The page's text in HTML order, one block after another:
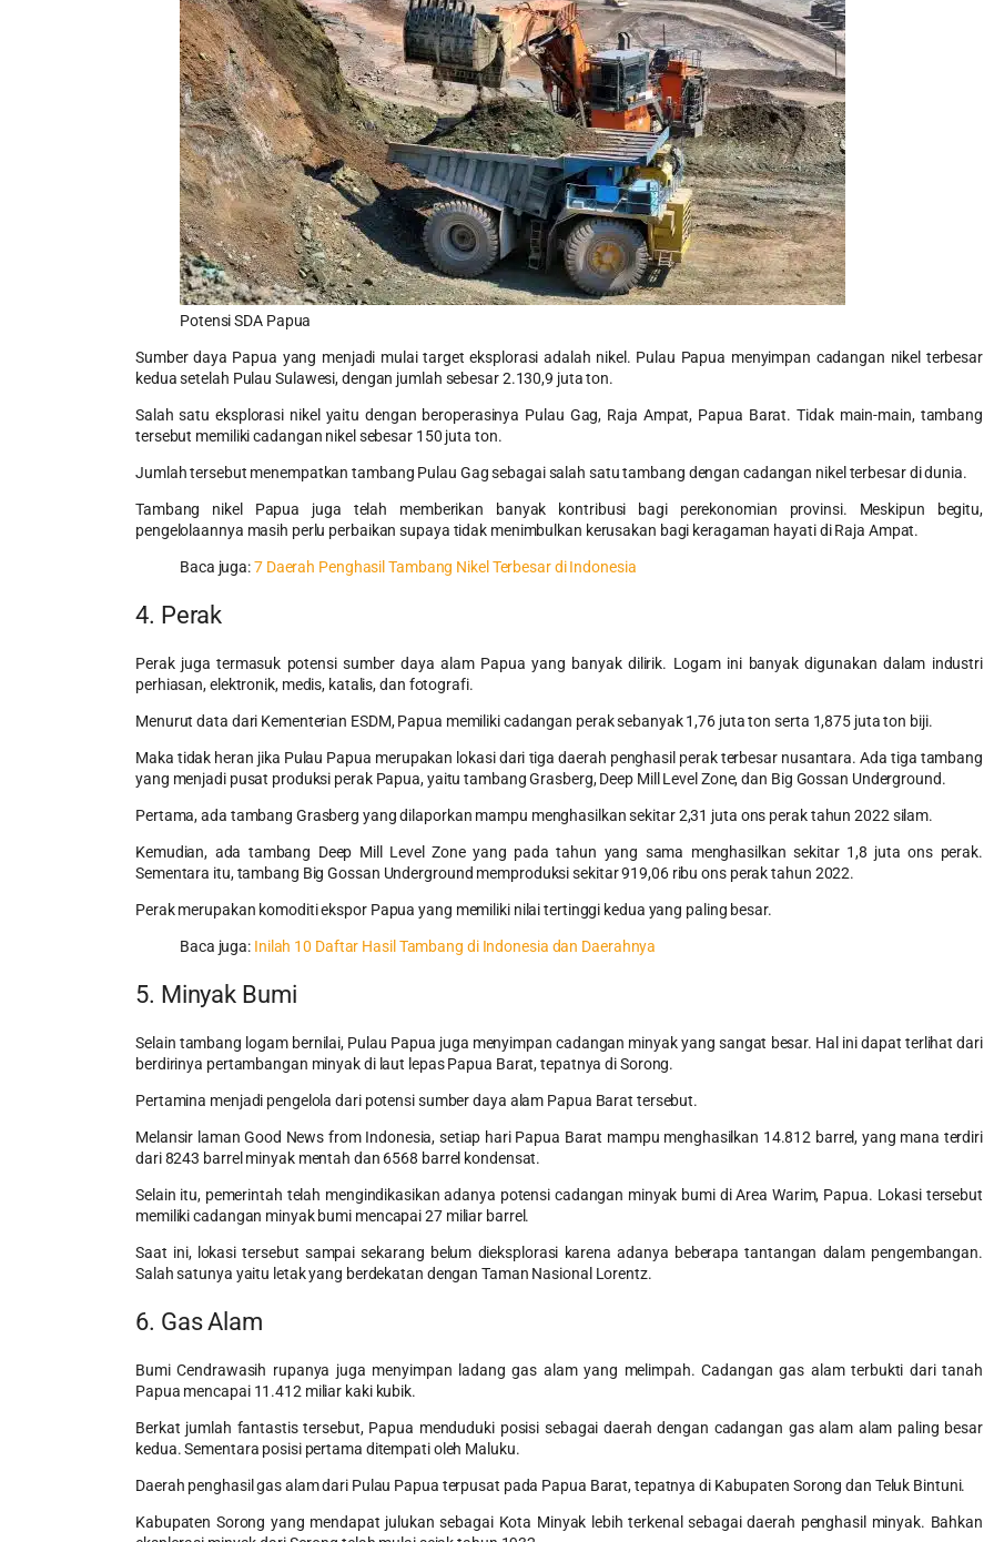
Potensi SDA Papua
Sumber daya Papua yang menjadi mulai target eksplorasi adalah nikel. Pulau Papua menyimpan cadangan nikel terbesar
kedua setelah Pulau Sulawesi, dengan jumlah sebesar 2.130,9 juta ton.
Salah satu eksplorasi nikel yaitu dengan beroperasinya Pulau Gag, Raja Ampat, Papua Barat. Tidak main-main, tambang
tersebut memiliki cadangan nikel sebesar 150 juta ton.
Jumlah tersebut menempatkan tambang Pulau Gag sebagai salah satu tambang dengan cadangan nikel terbesar di dunia.
Tambang nikel Papua juga telah memberikan banyak kontribusi bagi perekonomian provinsi. Meskipun begitu,
pengelolaannya masih perlu perbaikan supaya tidak menimbulkan kerusakan bagi keragaman hayati di Raja Ampat.
Baca juga:7 Daerah Penghasil Tambang Nikel Terbesar di Indonesia
4. Perak
Perak juga termasuk potensi sumber daya alam Papua yang banyak dilirik. Logam ini banyak digunakan dalam industri
perhiasan, elektronik, medis, katalis, dan fotografi.
Menurut data dari Kementerian ESDM, Papua memiliki cadangan perak sebanyak 1,76 juta ton serta 1,875 juta ton biji.
Maka tidak heran jika Pulau Papua merupakan lokasi dari tiga daerah penghasil perak terbesar nusantara. Ada tiga tambang
yang menjadi pusat produksi perak Papua, yaitu tambang Grasberg, Deep Mill Level Zone, dan Big Gossan Underground.
Pertama, ada tambang Grasberg yang dilaporkan mampu menghasilkan sekitar 2,31 juta ons perak tahun 2022 silam.
Kemudian, ada tambang Deep Mill Level Zone yang pada tahun yang sama menghasilkan sekitar 1,8 juta ons perak.
Sementara itu, tambang Big Gossan Underground memproduksi sekitar 919,06 ribu ons perak tahun 2022.
Perak merupakan komoditi ekspor Papua yang memiliki nilai tertinggi kedua yang paling besar.
Baca juga: Inilah 10 Daftar Hasil Tambang di Indonesia dan Daerahnya
5. Minyak Bumi
Selain tambang logam bernilai, Pulau Papua juga menyimpan cadangan minyak yang sangat besar. Hal ini dapat terlihat dari
berdirinya pertambangan minyak di laut lepas Papua Barat, tepatnya di Sorong.
Pertamina menjadi pengelola dari potensi sumber daya alam Papua Barat tersebut.
Melansir laman Good News from Indonesia, setiap hari Papua Barat mampu menghasilkan 14.812 barrel, yang mana terdiri
dari 8243 barrel minyak mentah dan 6568 barrel kondensat.
Selain itu, pemerintah telah mengindikasikan adanya potensi cadangan minyak bumi di Area Warim, Papua. Lokasi tersebut
memiliki cadangan minyak bumi mencapai 27 miliar barrel.
Saat ini, lokasi tersebut sampai sekarang belum dieksplorasi karena adanya beberapa tantangan dalam pengembangan.
Salah satunya yaitu letak yang berdekatan dengan Taman Nasional Lorentz.
6. Gas Alam
Bumi Cendrawasih rupanya juga menyimpan ladang gas alam yang melimpah. Cadangan gas alam terbukti dari tanah
Papua mencapai 11.412 miliar kaki kubik.
Berkat jumlah fantastis tersebut, Papua menduduki posisi sebagai daerah dengan cadangan gas alam alam paling besar
kedua. Sementara posisi pertama ditempati oleh Maluku.
Daerah penghasil gas alam dari Pulau Papua terpusat pada Papua Barat, tepatnya di Kabupaten Sorong dan Teluk Bintuni.
Kabupaten Sorong yang mendapat julukan sebagai Kota Minyak lebih terkenal sebagai daerah penghasil minyak. Bahkan